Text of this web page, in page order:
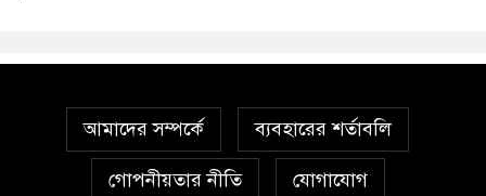
আমাদের সম্পর্কে ব্যবহারের শর্তাবলি
গোপনীয়তার নীতি যোগাযোগ